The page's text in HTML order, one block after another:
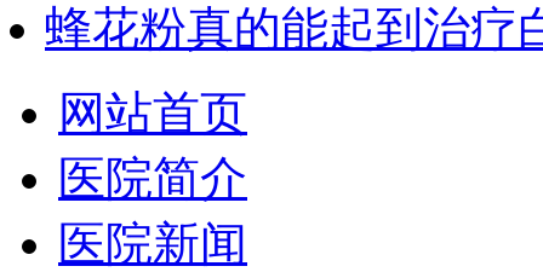
蜂花粉真的能起到治疗
网站首页
医院简介
医院新闻